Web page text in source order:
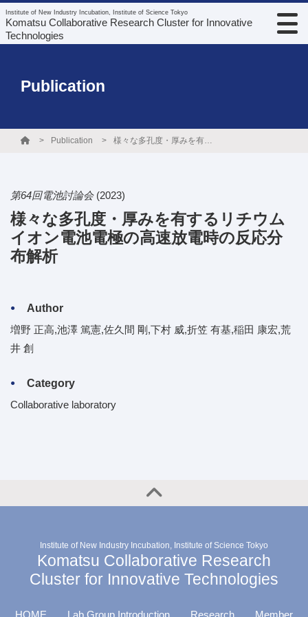
Institute of New Industry Incubation, Institute of Science Tokyo
Komatsu Collaborative Research Cluster for Innovative
Technologies
Publication
Publication 様々な多孔度・厚みを有するリチウムイオン電池電極の高速放電時の反応分布解析
第64回電池討論会 (2023)
様々な多孔度・厚みを有するリチウム
イオン電池電極の高速放電時の反応分
布解析
Author
増野 正高,池澤 篤憲,佐久間 剛,下村 威,折笠 有基,稲田 康宏,荒
井 創
Category
Collaborative laboratory
Institute of New Industry Incubation, Institute of Science Tokyo
Komatsu Collaborative Research
Cluster for Innovative Technologies
HOME Lab Group Introduction Research Member